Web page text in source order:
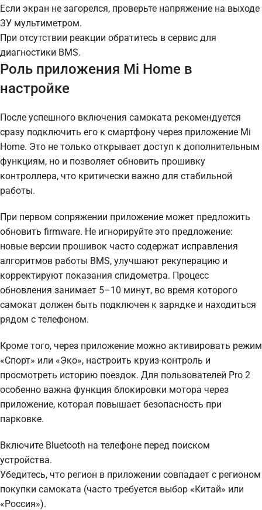
Если экран не загорелся, проверьте напряжение на выходе
ЗУ мультиметром.
При отсутствии реакции обратитесь в сервис для
диагностики BMS.
Роль приложения Mi Home в
настройке
После успешного включения самоката рекомендуется
сразу подключить его к смартфону через приложение Mi
Home. Это не только открывает доступ к дополнительным
функциям, но и позволяет обновить прошивку
контроллера, что критически важно для стабильной
работы.
При первом сопряжении приложение может предложить
обновить firmware. Не игнорируйте это предложение:
новые версии прошивок часто содержат исправления
алгоритмов работы BMS, улучшают рекуперацию и
корректируют показания спидометра. Процесс
обновления занимает 5–10 минут, во время которого
самокат должен быть подключен к зарядке и находиться
рядом с телефоном.
Кроме того, через приложение можно активировать режим
«Спорт» или «Эко», настроить круиз-контроль и
просмотреть историю поездок. Для пользователей Pro 2
особенно важна функция блокировки мотора через
приложение, которая повышает безопасность при
парковке.
Включите Bluetooth на телефоне перед поиском
устройства.
Убедитесь, что регион в приложении совпадает с регионом
покупки самоката (часто требуется выбор «Китай» или
«Россия»).